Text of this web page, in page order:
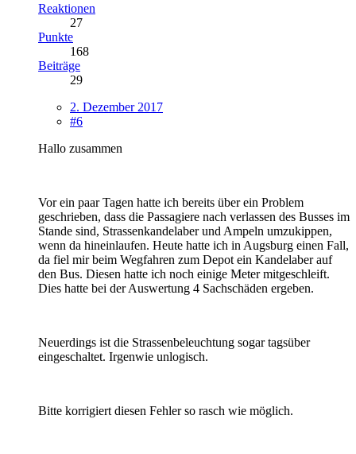
Reaktionen
27
Punkte
168
Beiträge
29
2. Dezember 2017
#6
Hallo zusammen
Vor ein paar Tagen hatte ich bereits über ein Problem
geschrieben, dass die Passagiere nach verlassen des Busses im
Stande sind, Strassenkandelaber und Ampeln umzukippen,
wenn da hineinlaufen. Heute hatte ich in Augsburg einen Fall,
da fiel mir beim Wegfahren zum Depot ein Kandelaber auf
den Bus. Diesen hatte ich noch einige Meter mitgeschleift.
Dies hatte bei der Auswertung 4 Sachschäden ergeben.
Neuerdings ist die Strassenbeleuchtung sogar tagsüber
eingeschaltet. Irgenwie unlogisch.
Bitte korrigiert diesen Fehler so rasch wie möglich.